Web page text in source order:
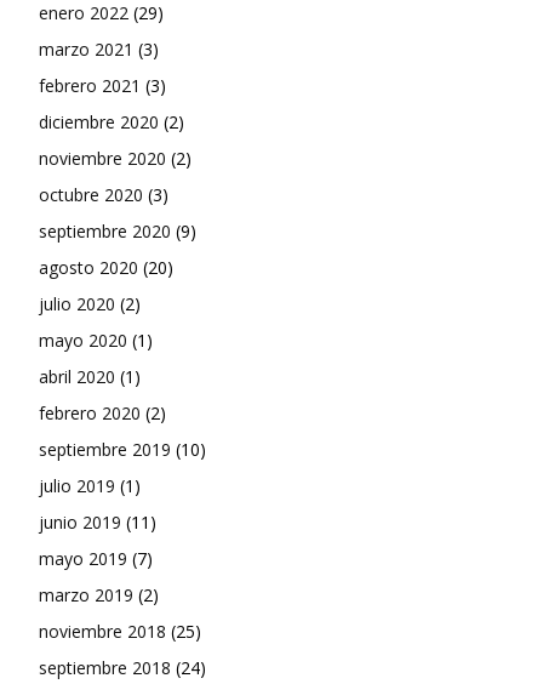
enero 2022 (29)
marzo 2021 (3)
febrero 2021 (3)
diciembre 2020 (2)
noviembre 2020 (2)
octubre 2020 (3)
septiembre 2020 (9)
agosto 2020 (20)
julio 2020 (2)
mayo 2020 (1)
abril 2020 (1)
febrero 2020 (2)
septiembre 2019 (10)
julio 2019 (1)
junio 2019 (11)
mayo 2019 (7)
marzo 2019 (2)
noviembre 2018 (25)
septiembre 2018 (24)